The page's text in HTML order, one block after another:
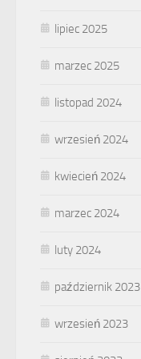
lipiec 2025
marzec 2025
listopad 2024
wrzesień 2024
kwiecień 2024
marzec 2024
luty 2024
październik 2023
wrzesień 2023